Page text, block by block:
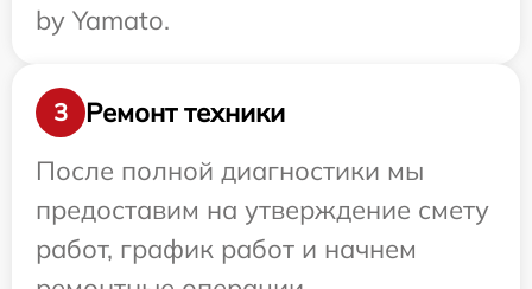
by Yamato.
3
Ремонт техники
После полной диагностики мы
предоставим на утверждение смету
работ, график работ и начнем